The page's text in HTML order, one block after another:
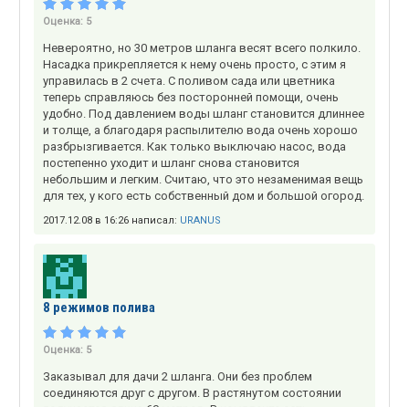
Оценка: 5
Невероятно, но 30 метров шланга весят всего полкило.
Насадка прикрепляется к нему очень просто, с этим я
управилась в 2 счета. С поливом сада или цветника
теперь справляюсь без посторонней помощи, очень
удобно. Под давлением воды шланг становится длиннее
и толще, а благодаря распылителю вода очень хорошо
разбрызгивается. Как только выключаю насос, вода
постепенно уходит и шланг снова становится
небольшим и легким. Считаю, что это незаменимая вещь
для тех, у кого есть собственный дом и большой огород.
2017.12.08 в 16:26 написал: URANUS
8 режимов полива
Оценка: 5
Заказывал для дачи 2 шланга. Они без проблем
соединяются друг с другом. В растянутом состоянии